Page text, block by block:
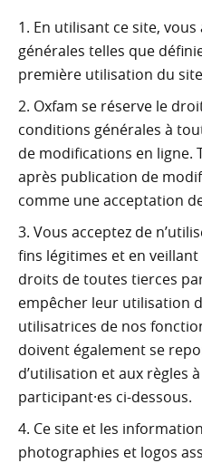
En utilisant ce site,
générales telles que
première utilisation du
Oxfam se réserve le
conditions générales à
de modifications en ligne.
après publication de
comme une acceptation
Vous acceptez de
fins légitimes et en
droits de toutes tierces
empêcher leur utilisation
utilisatrices de nos
doivent également se
d’utilisation et aux règles
participant·es ci-dessous.
Ce site et les
photographies et logos